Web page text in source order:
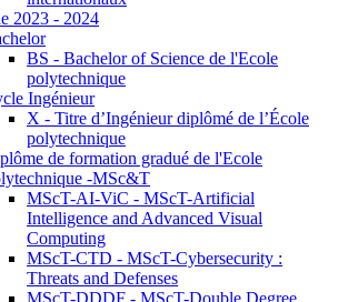
2023 - 2024
BS - Bachelor of Science de l'Ecole
polytechnique
Ingénieur
X - Titre d’Ingénieur diplômé de l’École
polytechnique
de formation gradué de l'Ecole
-MSc&T
MScT-AI-ViC - MScT-Artificial
Intelligence and Advanced Visual
Computing
MScT-CTD - MScT-Cybersecurity :
Threats and Defenses
MScT-DDDF - MScT-Double Degree